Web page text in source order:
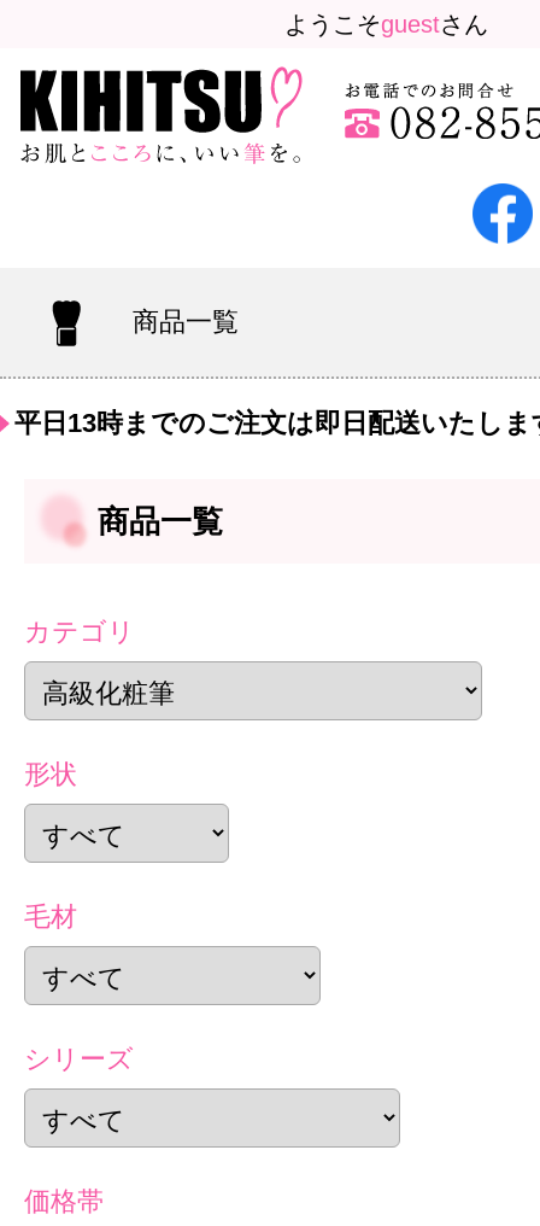
ようこそguestさん
商品一覧
平日13時までのご注文は即日配送いたしま
商品一覧
カテゴリ
形状
毛材
シリーズ
価格帯